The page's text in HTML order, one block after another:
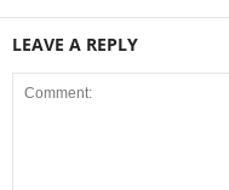
LEAVE A REPLY